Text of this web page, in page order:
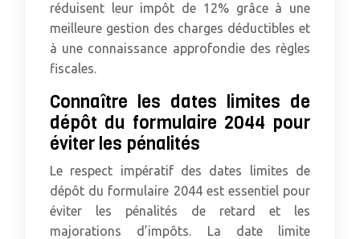
réduisent leur impôt de 12% grâce à une
meilleure gestion des charges déductibles et
à une connaissance approfondie des règles
fiscales.
Connaître les dates limites de
dépôt du formulaire 2044 pour
éviter les pénalités
Le respect impératif des dates limites de
dépôt du formulaire 2044 est essentiel pour
éviter les pénalités de retard et les
majorations d’impôts. La date limite